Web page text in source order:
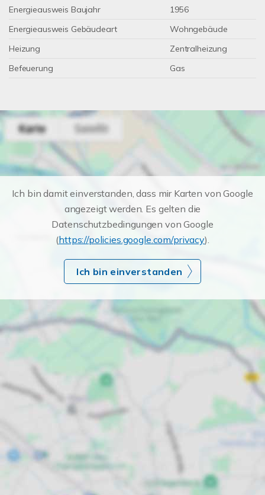
Energieausweis Baujahr
1956
Energieausweis Gebäudeart
Wohngebäude
Heizung
Zentralheizung
Befeuerung
Gas
Ich bin damit einverstanden, dass mir Karten von Google
angezeigt werden. Es gelten die
Datenschutzbedingungen von Google
(https://policies.google.com/privacy).
Ich bin einverstanden